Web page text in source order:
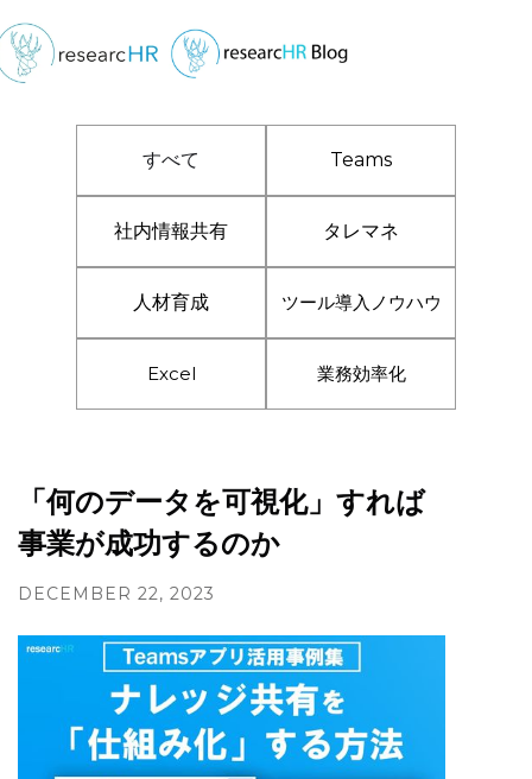
すべて Teams
社内情報共有 タレマネ
人材育成 ツール導入ノウハウ
Excel 業務効率化
「何のデータを可視化」すれば
事業が成功するのか
DECEMBER 22, 2023